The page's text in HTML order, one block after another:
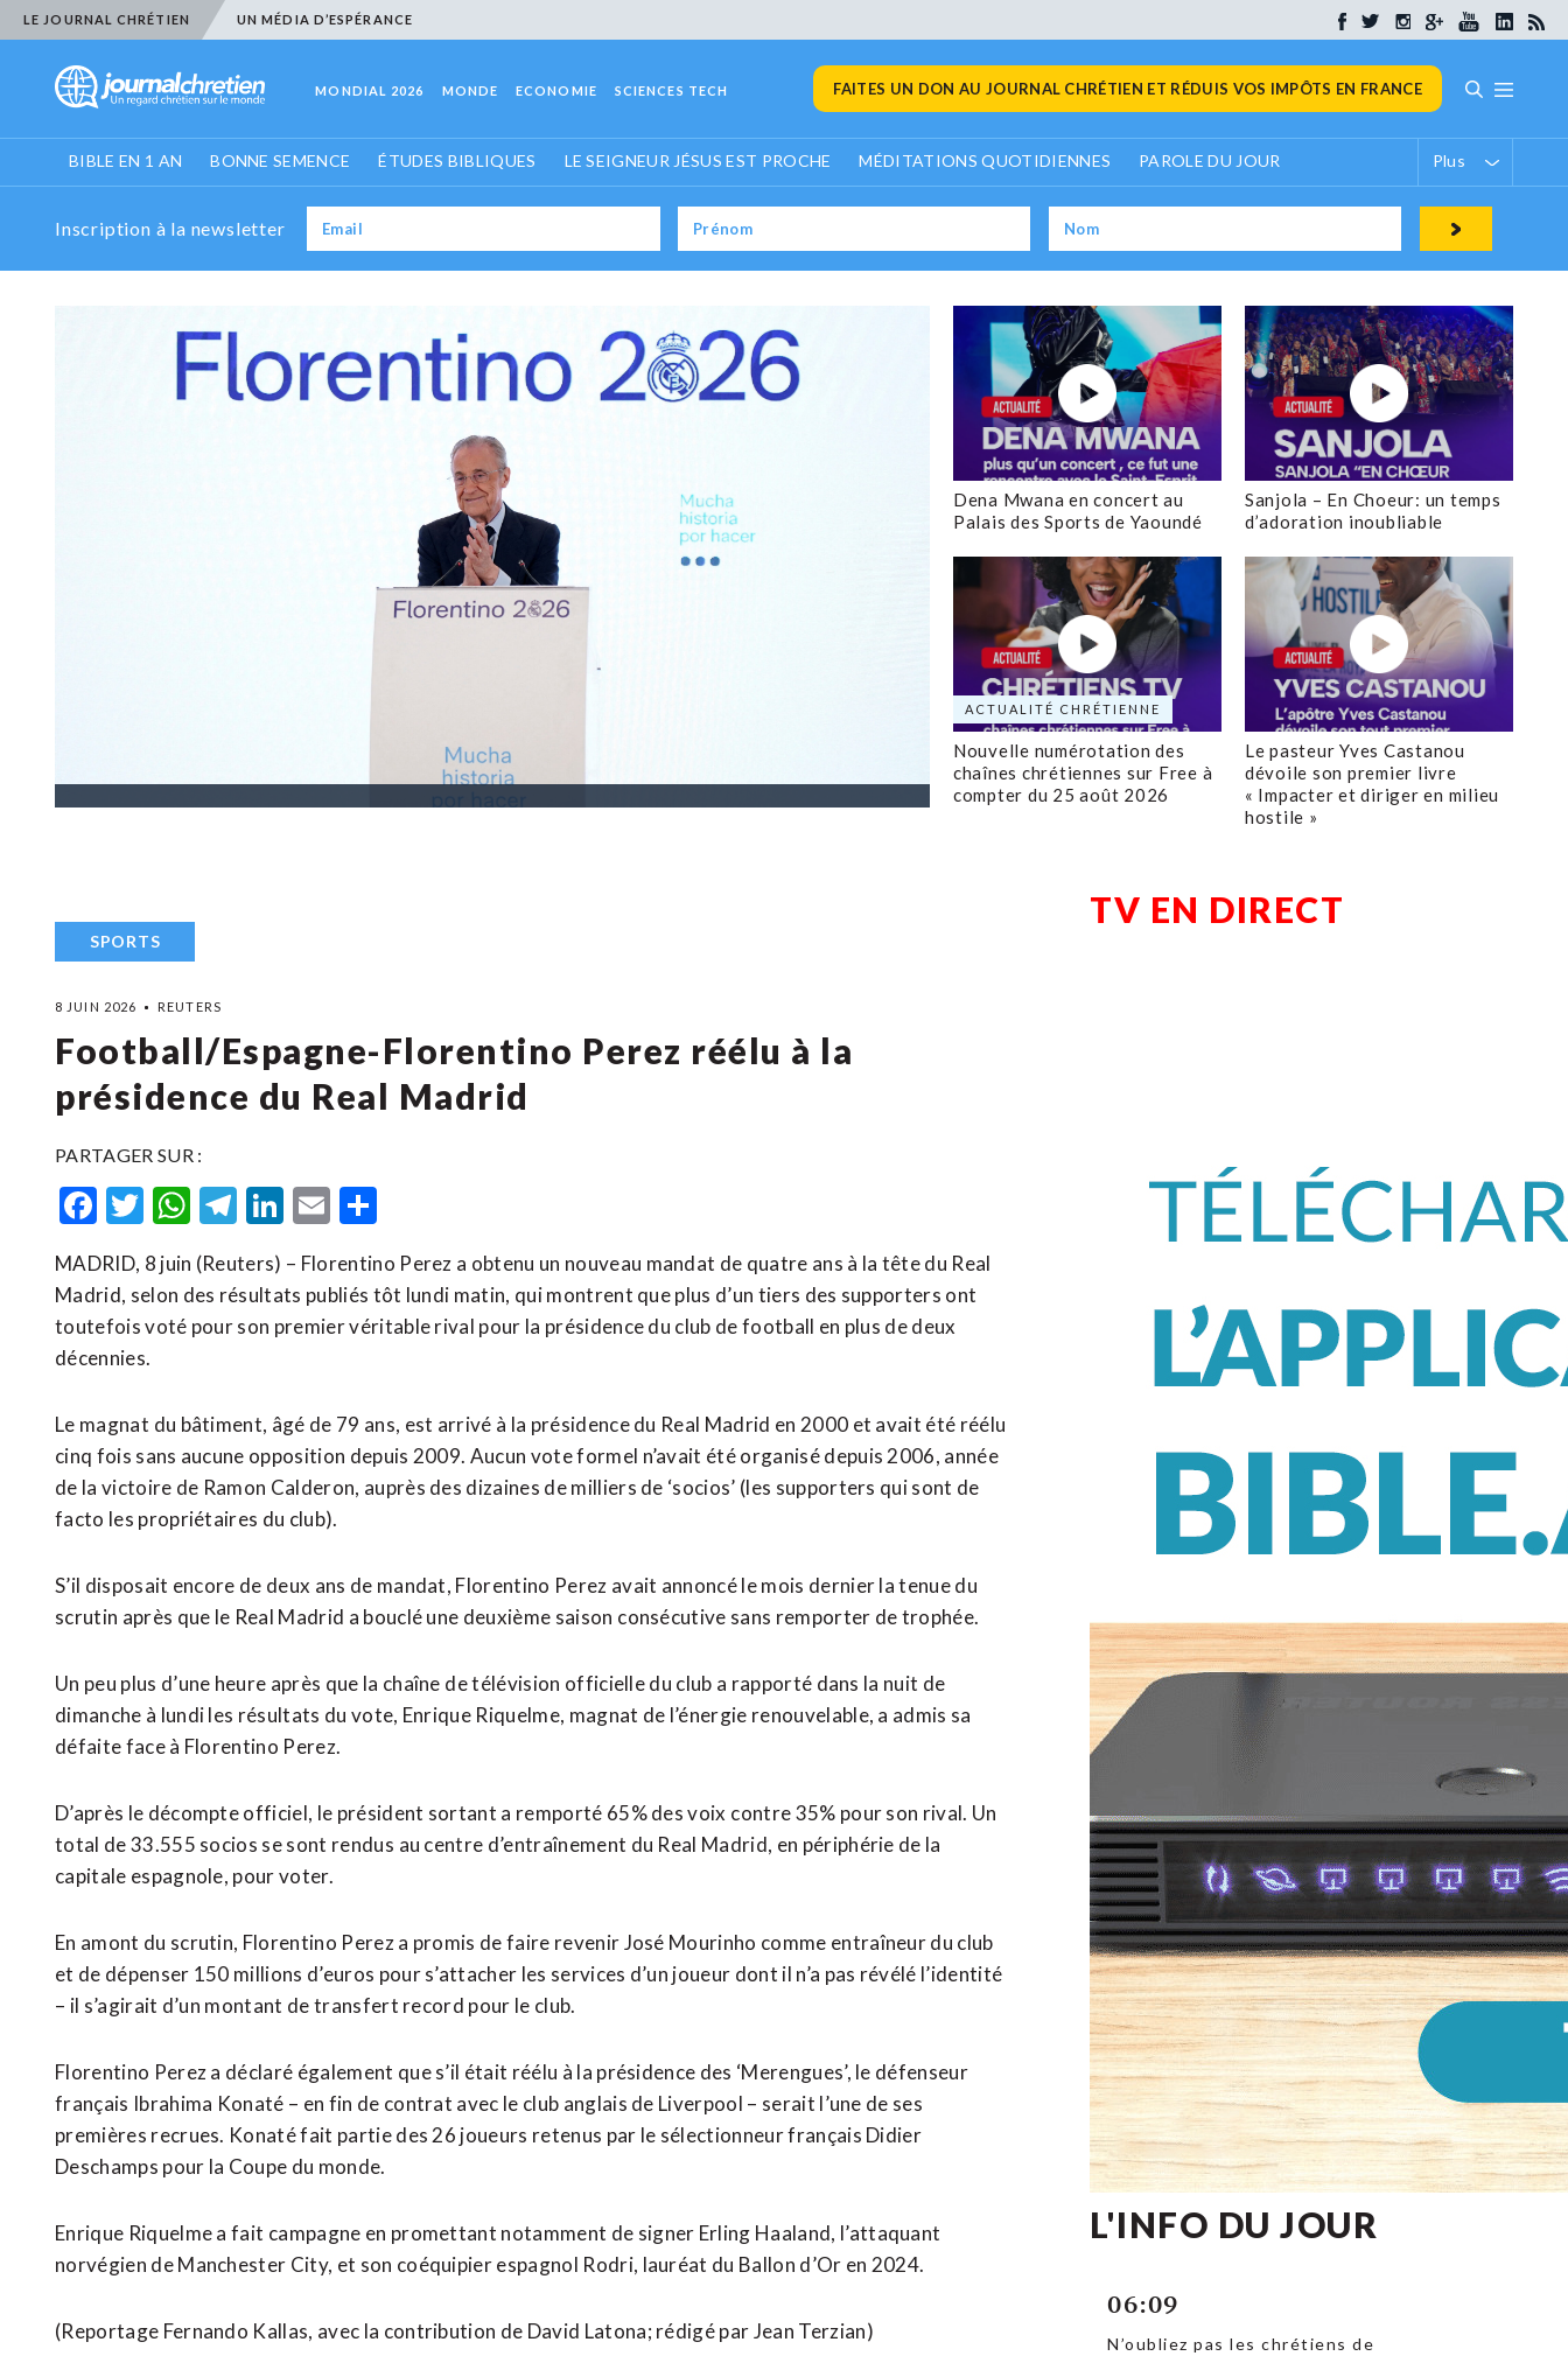
LE JOURNAL CHRÉTIEN UN MÉDIA D’ESPÉRANCE
MONDIAL 2026 MONDE ECONOMIE SCIENCES TECH FAITES UN DON AU JOURNAL CHRÉTIEN ET RÉDUIS VOS IMPÔTS EN FRANCE
BIBLE EN 1 AN BONNE SEMENCE ÉTUDES BIBLIQUES LE SEIGNEUR JÉSUS EST PROCHE MÉDITATIONS QUOTIDIENNES PAROLE DU JOUR Plus
Inscription à la newsletter
Dena Mwana en concert au
Palais des Sports de Yaoundé
Sanjola – En Choeur: un temps
d’adoration inoubliable
ACTUALITÉ CHRÉTIENNE
Nouvelle numérotation des
chaînes chrétiennes sur Free à
compter du 25 août 2026
Le pasteur Yves Castanou
dévoile son premier livre
« Impacter et diriger en milieu
hostile »
SPORTS
8 JUIN 2026 REUTERS
Football/Espagne-Florentino Perez réélu à la
présidence du Real Madrid
PARTAGER SUR :
Facebook
Twitter
WhatsApp
Telegram
LinkedIn
Email
MADRID, 8 juin (Reuters) – Florentino Perez a obtenu un nouveau mandat de quatre ans à la tête du Real
Madrid, selon des résultats publiés tôt lundi matin, qui montrent que plus d’un tiers des supporters ont
toutefois voté pour son premier véritable rival ​pour la ‌présidence du club de football en plus de ​deux
décennies.
Le magnat ⁠du bâtiment, âgé de 79 ans, est arrivé à la ‌présidence du Real ‌Madrid en 2000 et avait été réélu
cinq fois sans aucune opposition depuis 2009. Aucun vote formel n’avait été organisé depuis 2006, année
de la victoire ​de Ramon Calderon, auprès des dizaines de milliers de ‘socios’ (les supporters qui sont de
facto les propriétaires du club).
S’il disposait encore de deux ans de mandat, Florentino Perez avait annoncé le mois dernier la tenue du
scrutin après que le Real Madrid a bouclé une deuxième saison ⁠consécutive sans remporter de trophée.
Un peu plus d’une heure après que la chaîne ⁠de télévision officielle du club a rapporté dans la nuit de
dimanche à lundi les résultats du vote, Enrique Riquelme, magnat de l’énergie renouvelable, a admis sa
défaite face à Florentino Perez.
D’après le décompte officiel, le président sortant a remporté 65% des voix ⁠contre ‌35% pour son rival. Un
total de 33.555 socios se sont rendus ⁠au centre d’entraînement du Real Madrid, en périphérie de ​la
capitale espagnole, ​pour voter.
En amont du scrutin, Florentino Perez a promis de faire revenir José Mourinho ​comme entraîneur du club
et de dépenser 150 millions d’euros pour s’attacher les services d’un joueur dont il n’a ‌pas révélé l’identité
– ​il s’agirait d’un montant de transfert record pour le club.
Florentino Perez a déclaré également que ​s’il était réélu à la présidence des ‘Merengues’, le défenseur
français Ibrahima Konaté – en fin de contrat avec le club anglais de Liverpool – serait l’une de ses
premières recrues. Konaté fait partie des 26 joueurs retenus par le sélectionneur français Didier
Deschamps pour la Coupe du monde.
Enrique Riquelme a fait ⁠campagne en promettant notamment de signer Erling Haaland, l’attaquant
norvégien de Manchester City, et son coéquipier espagnol Rodri, lauréat du Ballon d’Or ​en 2024.
(Reportage Fernando Kallas, avec la contribution de David ​Latona; rédigé par Jean Terzian)
TV EN DIRECT
L'INFO DU JOUR
06:09
N’oubliez pas les chrétiens de